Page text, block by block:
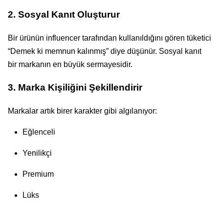
2. Sosyal Kanıt Oluşturur
Bir ürünün influencer tarafından kullanıldığını gören tüketici
“Demek ki memnun kalınmış” diye düşünür. Sosyal kanıt
bir markanın en büyük sermayesidir.
3. Marka Kişiliğini Şekillendirir
Markalar artık birer karakter gibi algılanıyor:
Eğlenceli
Yenilikçi
Premium
Lüks